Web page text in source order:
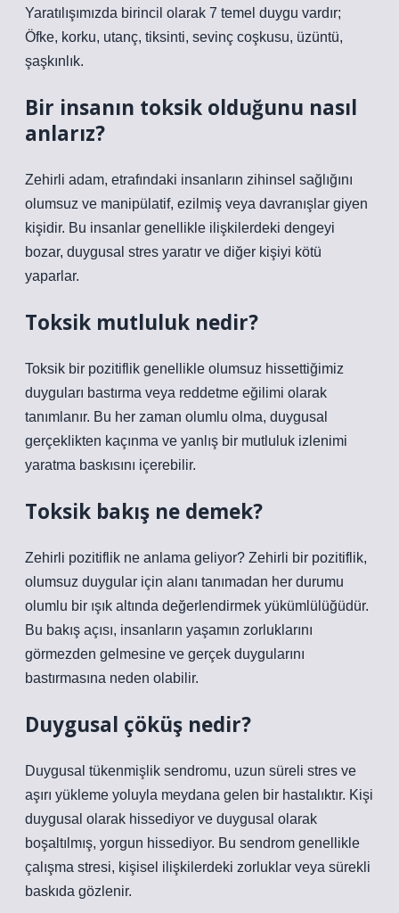
Yaratılışımızda birincil olarak 7 temel duygu vardır;
Öfke, korku, utanç, tiksinti, sevinç coşkusu, üzüntü,
şaşkınlık.
Bir insanın toksik olduğunu nasıl
anlarız?
Zehirli adam, etrafındaki insanların zihinsel sağlığını
olumsuz ve manipülatif, ezilmiş veya davranışlar giyen
kişidir. Bu insanlar genellikle ilişkilerdeki dengeyi
bozar, duygusal stres yaratır ve diğer kişiyi kötü
yaparlar.
Toksik mutluluk nedir?
Toksik bir pozitiflik genellikle olumsuz hissettiğimiz
duyguları bastırma veya reddetme eğilimi olarak
tanımlanır. Bu her zaman olumlu olma, duygusal
gerçeklikten kaçınma ve yanlış bir mutluluk izlenimi
yaratma baskısını içerebilir.
Toksik bakış ne demek?
Zehirli pozitiflik ne anlama geliyor? Zehirli bir pozitiflik,
olumsuz duygular için alanı tanımadan her durumu
olumlu bir ışık altında değerlendirmek yükümlülüğüdür.
Bu bakış açısı, insanların yaşamın zorluklarını
görmezden gelmesine ve gerçek duygularını
bastırmasına neden olabilir.
Duygusal çöküş nedir?
Duygusal tükenmişlik sendromu, uzun süreli stres ve
aşırı yükleme yoluyla meydana gelen bir hastalıktır. Kişi
duygusal olarak hissediyor ve duygusal olarak
boşaltılmış, yorgun hissediyor. Bu sendrom genellikle
çalışma stresi, kişisel ilişkilerdeki zorluklar veya sürekli
baskıda gözlenir.